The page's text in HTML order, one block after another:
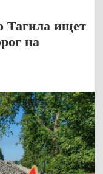
Тагила ищет
на